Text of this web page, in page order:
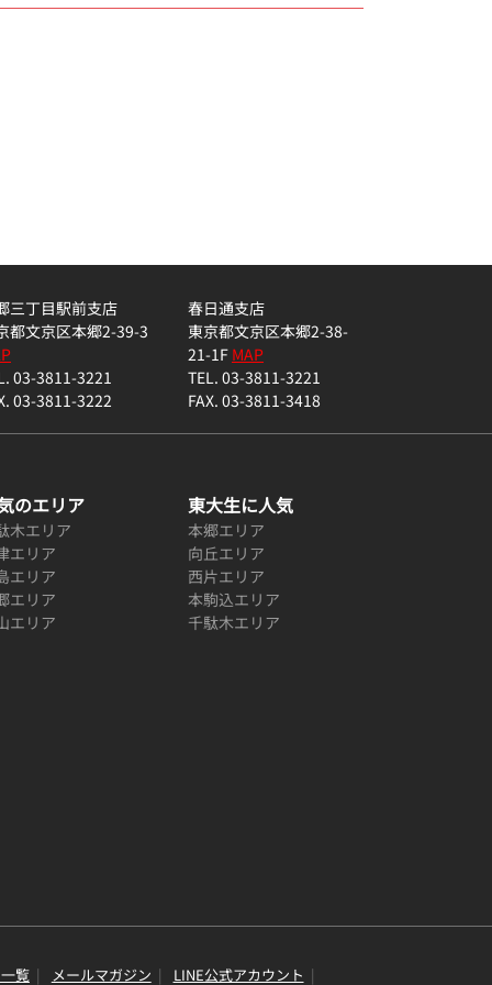
三丁目駅前支店
都文京区本郷2-39-3
03-3811-3221
03-3811-3222
春日通支店
東京都文京区本郷2-38-
21-1FMAP
TEL. 03-3811-3221
FAX. 03-3811-3418
のエリア
木エリア
エリア
エリア
エリア
エリア
東大生に人気
本郷エリア
向丘エリア
西片エリア
本駒込エリア
千駄木エリア
覧 メールマガジン LINE公式アカウント